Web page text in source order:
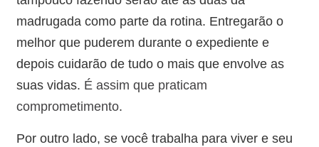
madrugada como parte da rotina. Entregarão o
melhor que puderem durante o expediente e
depois cuidarão de tudo o mais que envolve as
suas vidas. É assim que praticam
comprometimento.
Por outro lado, se você trabalha para viver e seu